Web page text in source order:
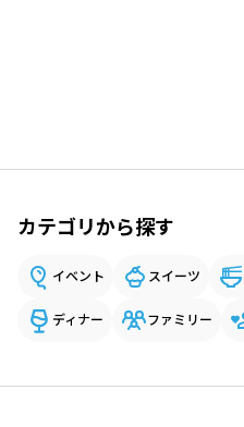
カテゴリから探す
イベント スイーツ
ディナー ファミリー